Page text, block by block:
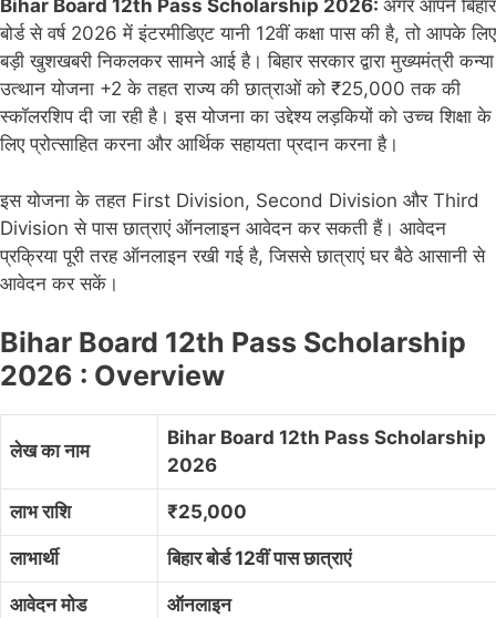
Bihar Board 12th Pass Scholarship 2026: अगर आपने बिहार
बोर्ड से वर्ष 2026 में इंटरमीडिएट यानी 12वीं कक्षा पास की है, तो आपके लिए
बड़ी खुशखबरी निकलकर सामने आई है। बिहार सरकार द्वारा मुख्यमंत्री कन्या
उत्थान योजना +2 के तहत राज्य की छात्राओं को ₹25,000 तक की
स्कॉलरशिप दी जा रही है। इस योजना का उद्देश्य लड़कियों को उच्च शिक्षा के
लिए प्रोत्साहित करना और आर्थिक सहायता प्रदान करना है।
इस योजना के तहत First Division, Second Division और Third
Division से पास छात्राएं ऑनलाइन आवेदन कर सकती हैं। आवेदन
प्रक्रिया पूरी तरह ऑनलाइन रखी गई है, जिससे छात्राएं घर बैठे आसानी से
आवेदन कर सकें।
Bihar Board 12th Pass Scholarship
2026 : Overview
लेख का नाम
Bihar Board 12th Pass Scholarship
2026
लाभ राशि ₹25,000
लाभार्थी बिहार बोर्ड 12वीं पास छात्राएं
आवेदन मोड ऑनलाइन